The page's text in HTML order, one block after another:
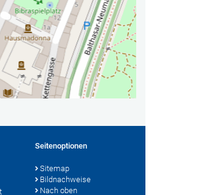
Seitenoptionen
Sitemap
Bildnachweise
Nach oben